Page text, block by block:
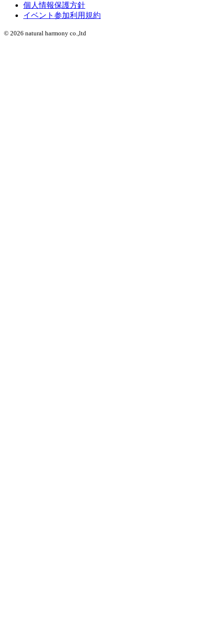
個人情報保護方針
イベント参加利用規約
© 2026 natural harmony co.,ltd